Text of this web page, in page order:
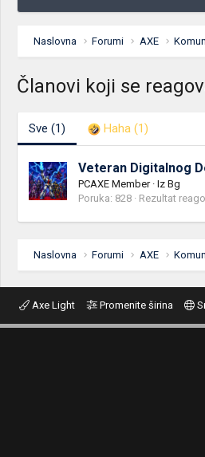
Naslovna Forumi AXE
Članovi koji se
Sve (1) Haha (1)
Veteran Digitalnog
PCAXE Member · Iz Bg
Poruka 828 Rezultat
Naslovna Forumi AXE
Axe Light Promenite širina